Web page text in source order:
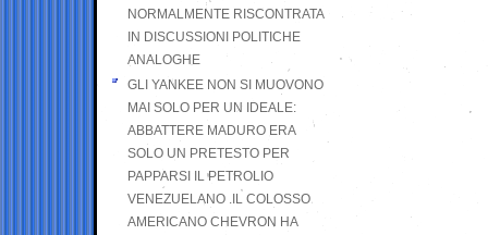
NORMALMENTE RISCONTRATA
IN DISCUSSIONI POLITICHE
ANALOGHE
GLI YANKEE NON SI MUOVONO
MAI SOLO PER UN IDEALE:
ABBATTERE MADURO ERA
SOLO UN PRETESTO PER
PAPPARSI IL PETROLIO
VENEZUELANO .IL COLOSSO
AMERICANO CHEVRON HA